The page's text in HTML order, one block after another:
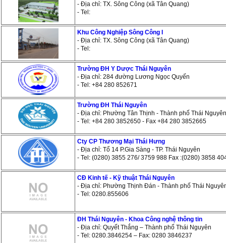
- Địa chỉ: TX. Sông Công (xã Tân Quang)
- Tel:
Khu Công Nghiệp Sông Công I
- Địa chỉ: TX. Sông Công (xã Tân Quang)
- Tel:
Trường ĐH Y Dược Thái Nguyên
- Địa chỉ: 284 đường Lương Ngọc Quyến
- Tel: +84 280 852671
Trường ĐH Thái Nguyên
- Địa chỉ: Phường Tân Thịnh - Thành phố Thái Nguyên
- Tel: +84 280 3852650 - Fax +84 280 3852665
Cty CP Thương Mại Thái Hưng
- Địa chỉ: Tổ 14 P.Gia Sàng - TP. Thái Nguyên
- Tel: (0280) 3855 276/ 3759 988 Fax :(0280) 3858
CĐ Kinh tế - Kỹ thuật Thái Nguyên
- Địa chỉ: Phường Thịnh Đán - Thành phố Thái
- Tel: 0280.855606
ĐH Thái Nguyên - Khoa Công nghệ thông tin
- Địa chỉ: Quyết Thắng – Thành phố Thái Nguyên
- Tel: 0280.3846254 – Fax: 0280 3846237